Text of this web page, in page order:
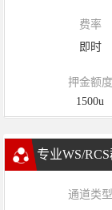
费率
即时
押金额度
1500u
专业WS/
通道类型